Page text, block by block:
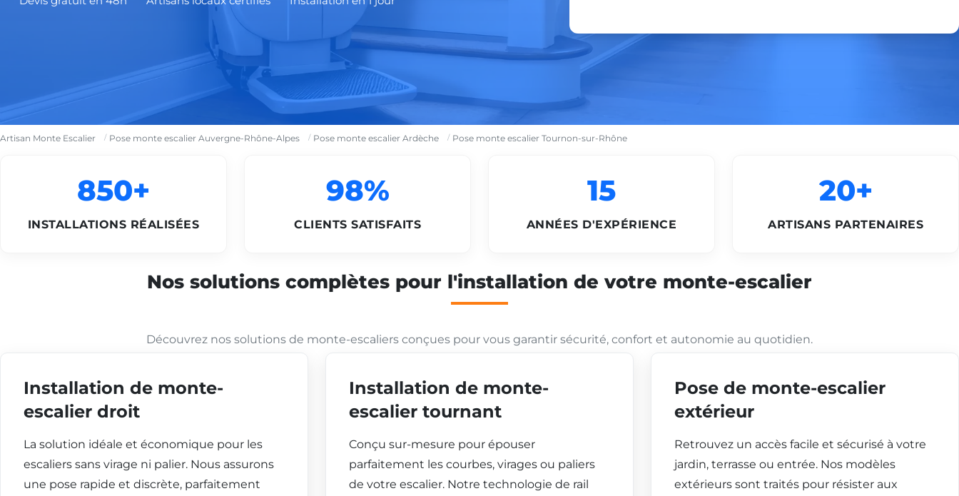
Artisan Monte Escalier Pose monte escalier Auvergne-Rhône-Alpes Pose monte escalier Ardèche Pose monte escalier Tournon-sur-Rhône
850+
INSTALLATIONS RÉALISÉES
98%
CLIENTS SATISFAITS
15
ANNÉES D'EXPÉRIENCE
20+
ARTISANS PARTENAIRES
Nos solutions complètes pour l'installation de votre monte-escalier
Découvrez nos solutions de monte-escaliers conçues pour vous garantir sécurité, confort et autonomie au quotidien.
Installation de monte-
escalier droit
La solution idéale et économique pour les
escaliers sans virage ni palier. Nous assurons
une pose rapide et discrète, parfaitement
Installation de monte-
escalier tournant
Conçu sur-mesure pour épouser
parfaitement les courbes, virages ou paliers
de votre escalier. Notre technologie de rail
Pose de monte-escalier
extérieur
Retrouvez un accès facile et sécurisé à votre
jardin, terrasse ou entrée. Nos modèles
extérieurs sont traités pour résister aux